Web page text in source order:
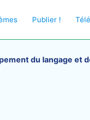
Publier !
du langage et